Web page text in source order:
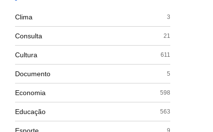
Clima 3
Consulta 21
Cultura 611
Documento 5
Economia 598
Educação 563
9